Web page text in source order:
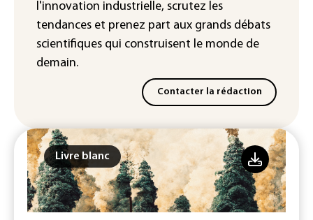
OpenAI
l'innovation industrielle, scrutez les
tendances et prenez part aux grands débats
scientifiques qui construisent le monde de
demain.
Contacter la rédaction
Livre blanc